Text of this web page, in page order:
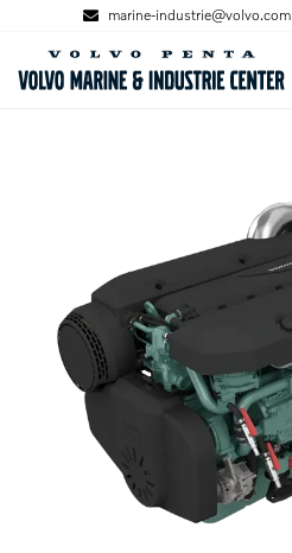
marine-industrie@volvo.com